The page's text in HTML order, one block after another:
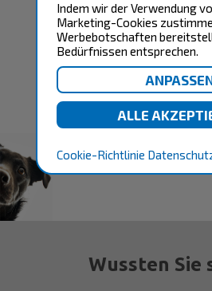
Indem wir der Verwendung
Marketing-Cookies
Werbebotschaften
Bedürfnissen entsprechen.
Cookie-Richtlinie
Die neuen
sind da –
Zahnpflege
in
Optimale
Hund – perfekt
seine
Wussten Sie